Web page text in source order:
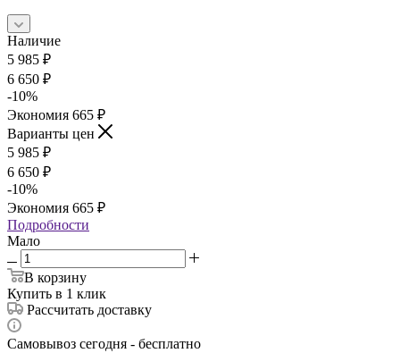
Наличие
5 985 ₽
6 650 ₽
-10%
Экономия 665 ₽
Варианты цен
5 985 ₽
6 650 ₽
-10%
Экономия 665 ₽
Подробности
Мало
В корзину
Купить в 1 клик
Рассчитать доставку
Самовывоз сегодня - бесплатно